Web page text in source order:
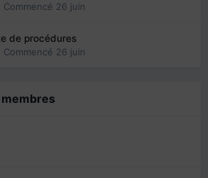
Commencé 26 juin
de procédures
Commencé 26 juin